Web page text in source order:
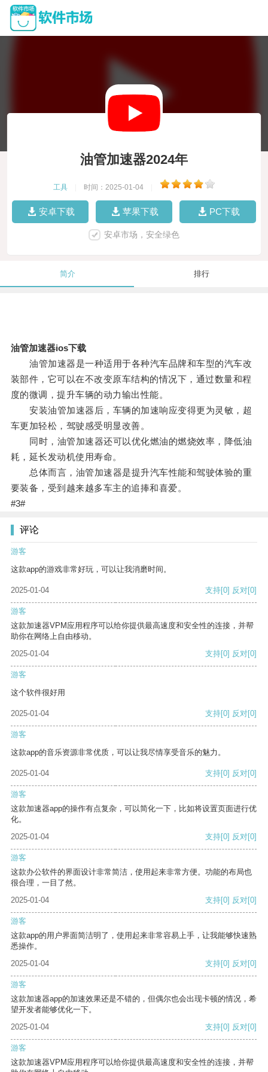
油管加速器2024年
工具 时间：2025-01-04
安卓下载 苹果下载 PC下载
安卓市场，安全绿色
简介 排行
油管加速器ios下载
油管加速器是一种适用于各种汽车品牌和车型的汽车改
装部件，它可以在不改变原车结构的情况下，通过数量和程
度的微调，提升车辆的动力输出性能。
安装油管加速器后，车辆的加速响应变得更为灵敏，超
车更加轻松，驾驶感受明显改善。
同时，油管加速器还可以优化燃油的燃烧效率，降低油
耗，延长发动机使用寿命。
总体而言，油管加速器是提升汽车性能和驾驶体验的重
要装备，受到越来越多车主的追捧和喜爱。
#3#
评论
游客
这款app的游戏非常好玩，可以让我消磨时间。
2025-01-04 支持[0] 反对[0]
游客
这款加速器VPM应用程序可以给你提供最高速度和安全性的连接，并帮
助你在网络上自由移动。
2025-01-04
支持[0] 反对[0]
游客
这个软件很好用
2025-01-04 支持[0] 反对[0]
游客
这款app的音乐资源非常优质，可以让我尽情享受音乐的魅力。
2025-01-04 支持[0] 反对[0]
游客
这款加速器app的操作有点复杂，可以简化一下，比如将设置页面进行优
化。
2025-01-04
支持[0] 反对[0]
游客
这款办公软件的界面设计非常简洁，使用起来非常方便。功能的布局也
很合理，一目了然。
2025-01-04
支持[0] 反对[0]
游客
这款app的用户界面简洁明了，使用起来非常容易上手，让我能够快速熟
悉操作。
2025-01-04
支持[0] 反对[0]
游客
这款加速器app的加速效果还是不错的，但偶尔也会出现卡顿的情况，希
望开发者能够优化一下。
2025-01-04
支持[0] 反对[0]
游客
这款加速器VPM应用程序可以给你提供最高速度和安全性的连接，并帮